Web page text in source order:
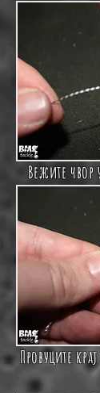
Вежите
Провуците